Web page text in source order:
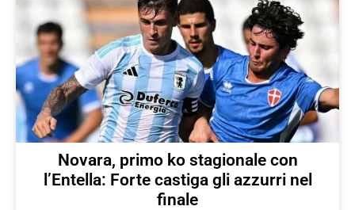
Novara, primo ko stagionale con
l’Entella: Forte castiga gli azzurri nel
finale